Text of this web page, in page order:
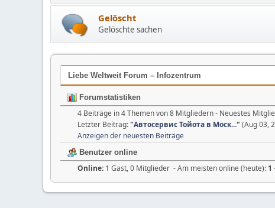
Gelöscht
Gelöschte sachen
Liebe Weltweit Forum – Infozentrum
Forumstatistiken
4 Beiträge in 4 Themen von 8 Mitgliedern - Neuestes
Letzter Beitrag:"Автосервис Тойота в Моск..." (Aug 03,
Anzeigen der neuesten Beiträge
Benutzer online
Online: 1 Gast, 0 Mitglieder - Am meisten online (heute): 1